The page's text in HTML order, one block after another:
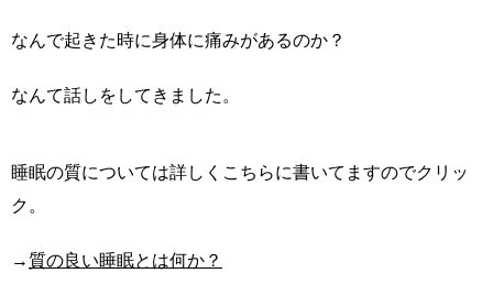
なんで起きた時に身体に痛みがあるのか？
なんて話しをしてきました。
睡眠の質については詳しくこちらに書いてますのでクリッ
ク。
→ 質の良い睡眠とは何か？